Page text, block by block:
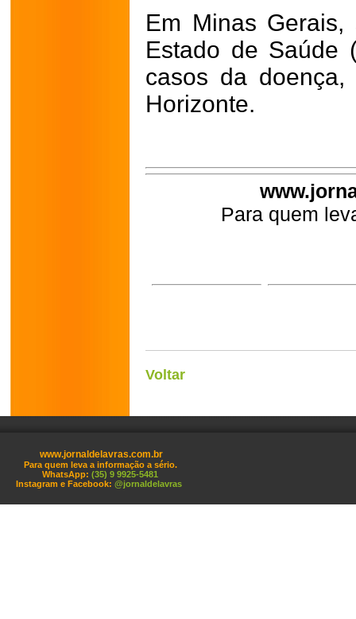
Em Minas
Estado de Saúde
casos da
Horizonte.
Para quem
Voltar
www.jornaldelavras.com.br
Para quem leva a informação a sério.
WhatsApp: (35) 9 9925-5481
Instagram e Facebook: @jornaldelavras